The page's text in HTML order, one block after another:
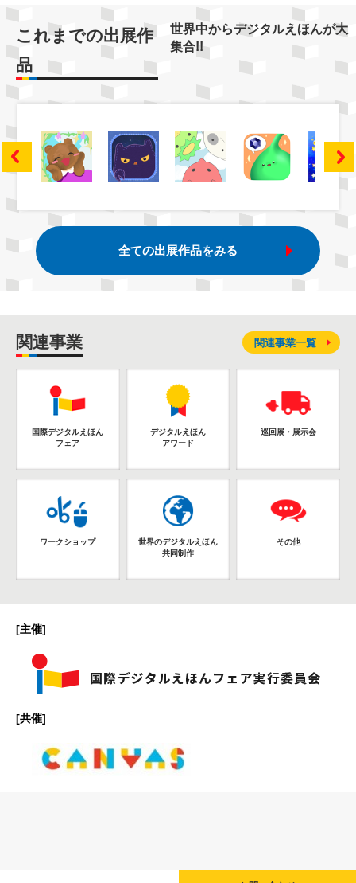
これまでの出展作
品
世界中からデジタルえほんが大
集合!!
全ての出展作品をみる
関連事業
国際デジタルえほん
フェア
デジタルえほん
アワード
巡回展・展示会
ワークショップ
世界のデジタルえほん
共同制作
その他
関連事業一覧
[主催]
[共催]